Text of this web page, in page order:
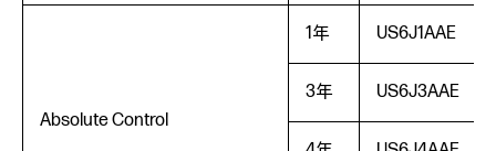
Absolute Control
1年 US6J1AAE
3年 US6J3AAE